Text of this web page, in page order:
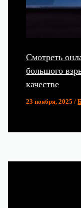
Смотреть
большого
качестве
23 ноября, 2025/